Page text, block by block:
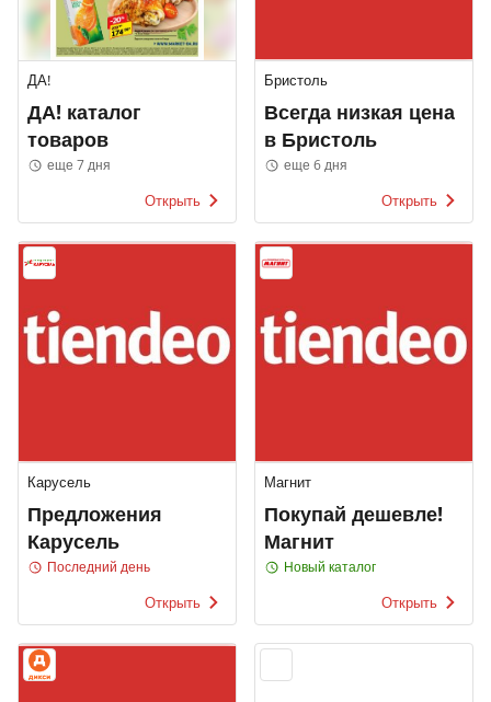
ДА!
ДА! каталог
товаров
еще 7 дня
Открыть
Бристоль
Всегда низкая цена
в Бристоль
еще 6 дня
Открыть
Карусель
Предложения
Карусель
Последний день
Открыть
Магнит
Покупай дешевле!
Магнит
Новый каталог
Открыть